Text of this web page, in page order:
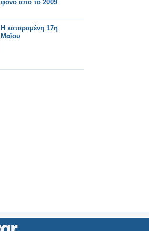
φόνο από το 2009
Η καταραμένη 17η
Μαΐου